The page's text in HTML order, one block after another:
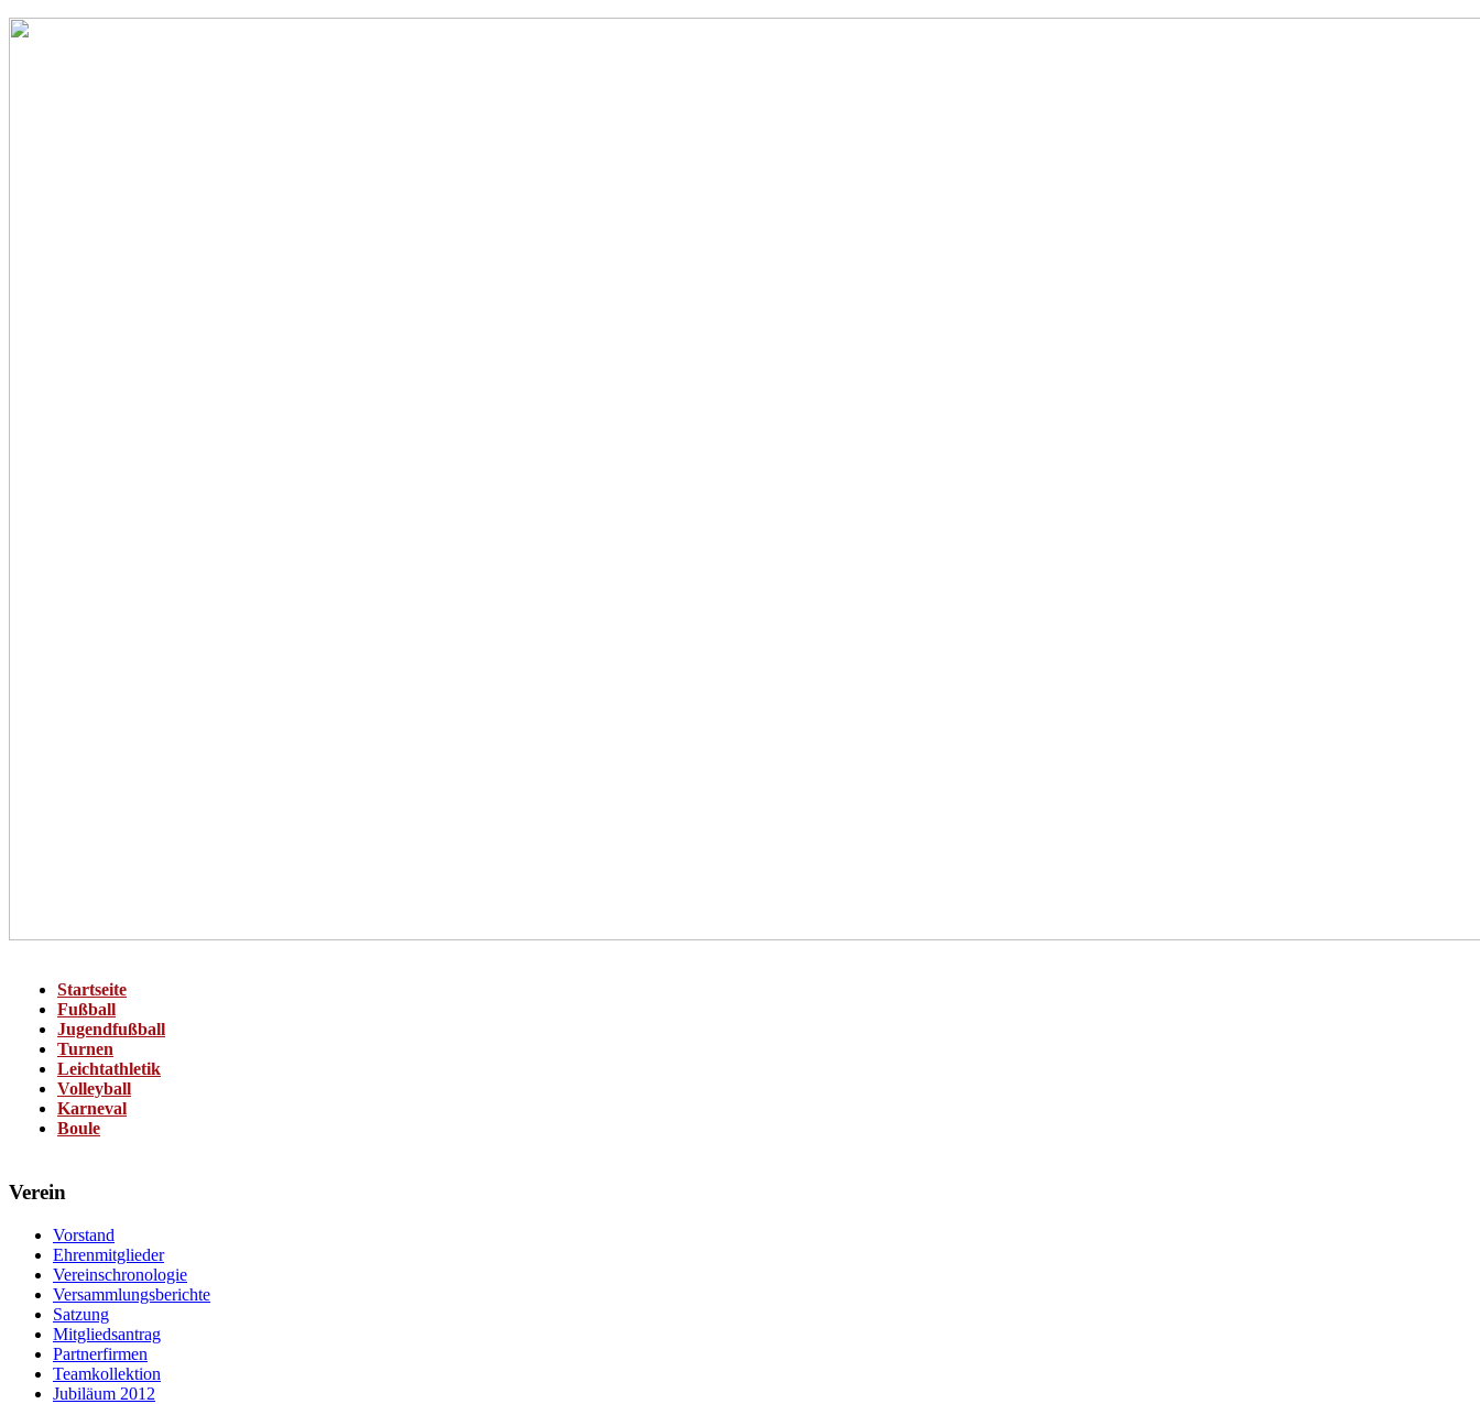
Startseite
Fußball
Jugendfußball
Turnen
Leichtathletik
Volleyball
Karneval
Boule
Verein
Vorstand
Ehrenmitglieder
Vereinschronologie
Versammlungsberichte
Satzung
Mitgliedsantrag
Partnerfirmen
Teamkollektion
Jubiläum 2012